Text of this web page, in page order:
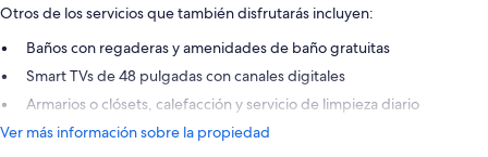
Otros de los servicios que también disfrutarás incluyen:
Baños con regaderas y amenidades de baño gratuitas
Smart TVs de 48 pulgadas con canales digitales
Armarios o clósets, calefacción y servicio de limpieza diario
Ver más información sobre la propiedad